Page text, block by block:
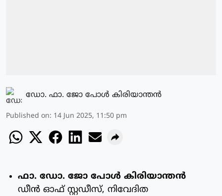
ഡോ. ഫാ. ജോ പോള്‍ കിരിയാന്തന്‍
Published on: 14 Jun 2025, 11:50 pm
ഫാ. ഡോ. ജോ പോള്‍ കിരിയാന്തന്‍
ഡീന്‍ ഓഫ് സ്റ്റഡീസ്, നിവേദിത